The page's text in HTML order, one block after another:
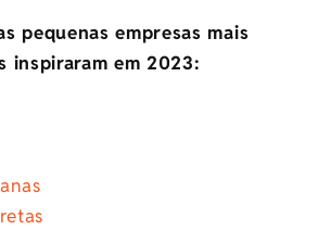
pequenas empresas mais
inspiraram em 2023: